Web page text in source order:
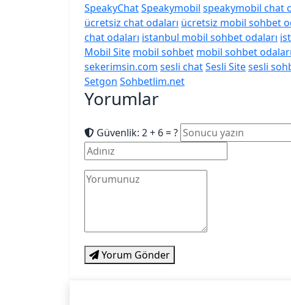
SpeakyChatSpeakymobil speakymobil chat
ücretsiz chat odaları ücretsiz mobil sohbet
chat odaları istanbul mobil sohbet odaları
Mobil Site mobil sohbet mobil sohbet odaları
sekerimsin.com sesli chatSesli Sitesesli
Setgon Sohbetlim.net
Yorumlar
Güvenlik: 2 + 6 = ?
Yorum Gönder